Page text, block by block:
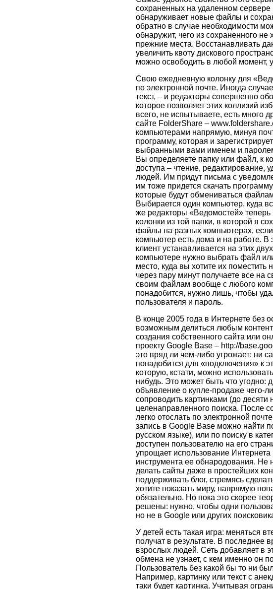
сохраненных на удаленном сервере
обнаруживает новые файлы и
обратно в случае необходимости
обнаружит, чего из сохраненного
прежние места. Восстанавливать
увеличить квоту дискового
можно освободить в любой момент,
Свою ежедневную колонку для
по электронной почте. Иногда
текст, – и редакторы совершенно
которое позволяет этих коллизий
всего, не испытываете, есть много
сайте FolderShare –
компьютерами напрямую, минуя
программу, которая и
выбранными вами именем и
Вы определяете папку или файл, к
доступа – чтение, редактирование,
людей. Им придут письма с
им тоже придется скачать
которые будут обмениваться
Выбирается один компьютер, куда
же редакторы «Ведомостей» теперь
колонки из той папки, в которой я
файлы на разных компьютерах,
компьютер есть дома и на работе. В
клиент устанавливается на этих
компьютере нужно выбрать файл
место, куда вы хотите их
через пару минут получаете все на
своим файлам вообще с любого
понадобится, нужно лишь, чтобы
пользователя и пароль.
В конце 2005 года в Интернете без
возможным делиться любым
создания собственного сайта или
проекту Google Base – http://
это вряд ли чем-либо угрожает: ни
понадобится для «подключения» к
которую, кстати, можно
нибудь. Это может быть что
объявление о купле-продаже чего-
сопроводить картинками (до
целенаправленного поиска. После
легко отослать по электронной
запись в Google Base можно найти
русском языке), или по поиску в
доступен пользователю на его
упрощает использование
инструмента ее обнародования. Не
делать сайты даже в простейших
поддерживать блог, стремясь
хотите показать миру, напрямую
обязательно. Но пока это скорее
решены: нужно, чтобы одни
но не в Google или других
У детей есть такая игра: меняться
получат в результате. В последнее
взрослых людей. Сеть добавляет в
обмена не узнает, с кем именно он
Пользователь без какой бы то ни
Например, картинку или текст с
таки будет картинка. Учитывая